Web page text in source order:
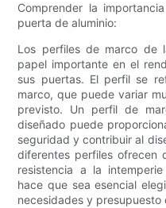
Comprender la
puerta de aluminio:
Los perfiles de marco de
papel importante en el
sus puertas. El perfil se
marco, que puede variar
previsto. Un perfil de
diseñado puede
seguridad y contribuir al
diferentes perfiles ofrecen
resistencia a la
hace que sea esencial
necesidades y presupuesto